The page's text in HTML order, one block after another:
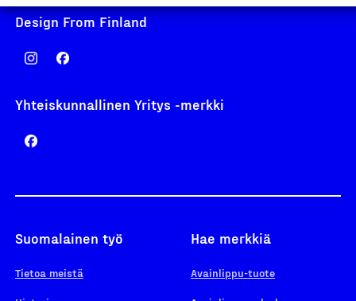
Design From Finland
Yhteiskunnallinen Yritys -merkki
Suomalainen työ
Tietoa meistä
Hae merkkiä
Avainlippu-tuote